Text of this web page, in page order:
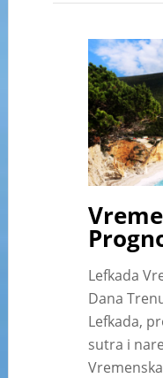
Lefkada
Dana
Lefkada,
sutra i